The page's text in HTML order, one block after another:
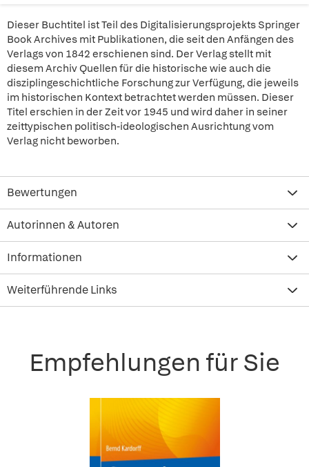
Dieser Buchtitel ist Teil des Digitalisierungsprojekts Springer
Book Archives mit Publikationen, die seit den Anfängen des
Verlags von 1842 erschienen sind. Der Verlag stellt mit
diesem Archiv Quellen für die historische wie auch die
disziplingeschichtliche Forschung zur Verfügung, die jeweils
im historischen Kontext betrachtet werden müssen. Dieser
Titel erschien in der Zeit vor 1945 und wird daher in seiner
zeittypischen politisch-ideologischen Ausrichtung vom
Verlag nicht beworben.
Bewertungen
Autorinnen & Autoren
Informationen
Weiterführende Links
Empfehlungen für Sie